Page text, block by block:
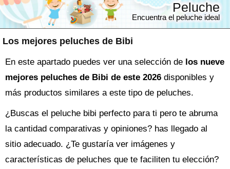
Los mejores peluches de Bibi
Peluche
Encuentra el peluche ideal
En este apartado puedes ver una selección de los nueve
mejores peluches de Bibi de este 2026 disponibles y
más productos similares a este tipo de peluches.
¿Buscas el peluche bibi perfecto para ti pero te abruma
la cantidad comparativas y opiniones? has llegado al
sitio adecuado. ¿Te gustaría ver imágenes y
características de peluches que te faciliten tu elección?